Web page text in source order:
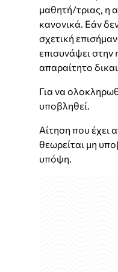
μαθητή/τριας, η
κανονικά. Εάν
σχετική
επισυνάψει στην
απαραίτητο
Για να
υποβληθεί.
Αίτηση που έχει
θεωρείται μη
υπόψη.